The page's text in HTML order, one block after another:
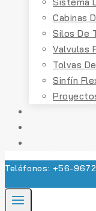
Sistema
Cabinas
Silos De
Valvulas
Tolvas
Sinfín
Teléfonos: +56-